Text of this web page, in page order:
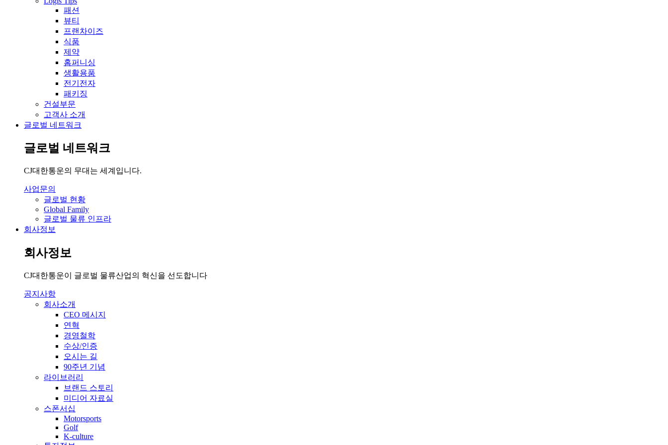
패션
뷰티
프랜차이즈
식품
제약
홈퍼니싱
생활용품
전기전자
패키징
건설부문
고객사 소개
글로벌 네트워크
글로벌 네트워크
CJ대한통운의 무대는 세계입니다.
사업문의
글로벌 현황
Global Family
글로벌 물류 인프라
회사정보
회사정보
CJ대한통운이 글로벌 물류산업의 혁신을 선도합니다
공지사항
회사소개
CEO 메시지
연혁
경영철학
수상/인증
오시는 길
90주년 기념
라이브러리
브랜드 스토리
미디어 자료실
스폰서십
Motorsports
Golf
K-culture